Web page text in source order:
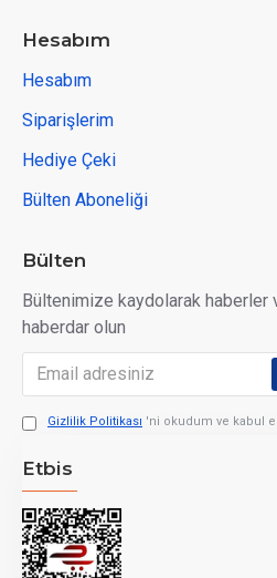
Hesabım
Hesabım
Siparişlerim
Hediye Çeki
Bülten Aboneliği
Bülten
Bültenimize kaydolarak haberler
haberdar olun
Gizlilik Politikası 'ni okudum ve kabul
Etbis